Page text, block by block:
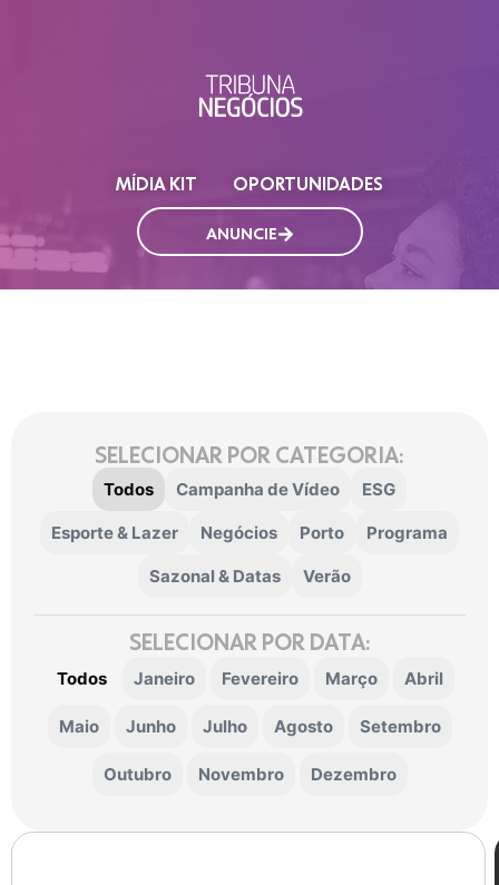
MÍDIA KIT OPORTUNIDADES
ANUNCIE
SELECIONAR POR CATEGORIA:
Campanha de Vídeo ESG
Esporte & Lazer Negócios Porto Programa
Sazonal & Datas Verão
Todos
SELECIONAR POR DATA:
Abril
Agosto
Dezembro
Fevereiro
Janeiro
Julho
Junho
Maio
Março
Novembro
Outubro
Setembro
Todos